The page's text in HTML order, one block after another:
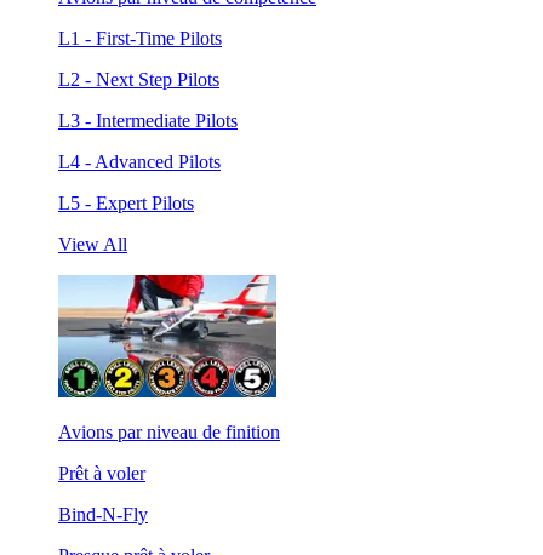
L1 - First-Time Pilots
L2 - Next Step Pilots
L3 - Intermediate Pilots
L4 - Advanced Pilots
L5 - Expert Pilots
View All
Avions par niveau de finition
Prêt à voler
Bind-N-Fly